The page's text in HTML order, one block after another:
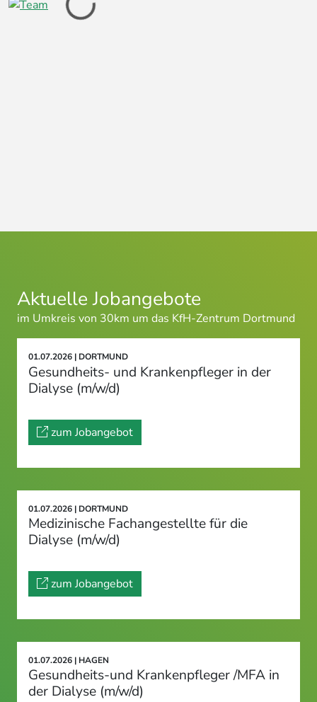
Aktuelle Jobangebote
im Umkreis von 30km um das KfH-Zentrum Dortmund
01.07.2026 | DORTMUND
Gesundheits- und Krankenpfleger in der
Dialyse (m/w/d)
zum Jobangebot
01.07.2026 | DORTMUND
Medizinische Fachangestellte für die
Dialyse (m/w/d)
zum Jobangebot
01.07.2026 | HAGEN
Gesundheits-und Krankenpfleger /MFA in
der Dialyse (m/w/d)